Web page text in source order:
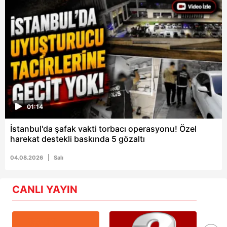
01:14
İstanbul'da şafak vakti torbacı operasyonu! Özel
harekat destekli baskında 5 gözaltı
04.08.2026 Salı
CANLI YAYIN